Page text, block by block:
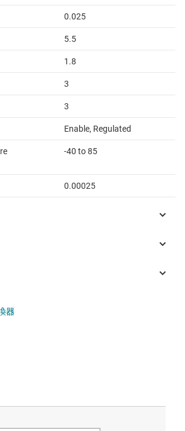
0.025
5.5
1.8
3
3
Enable, Regulated
-40 to 85
0.00025
器